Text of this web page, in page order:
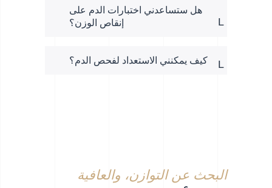
هل ستساعدني اختبارات الدم على
إنقاص الوزن؟
كيف يمكنني الاستعداد لفحص الدم؟
البحث عن التوازن، والعافية